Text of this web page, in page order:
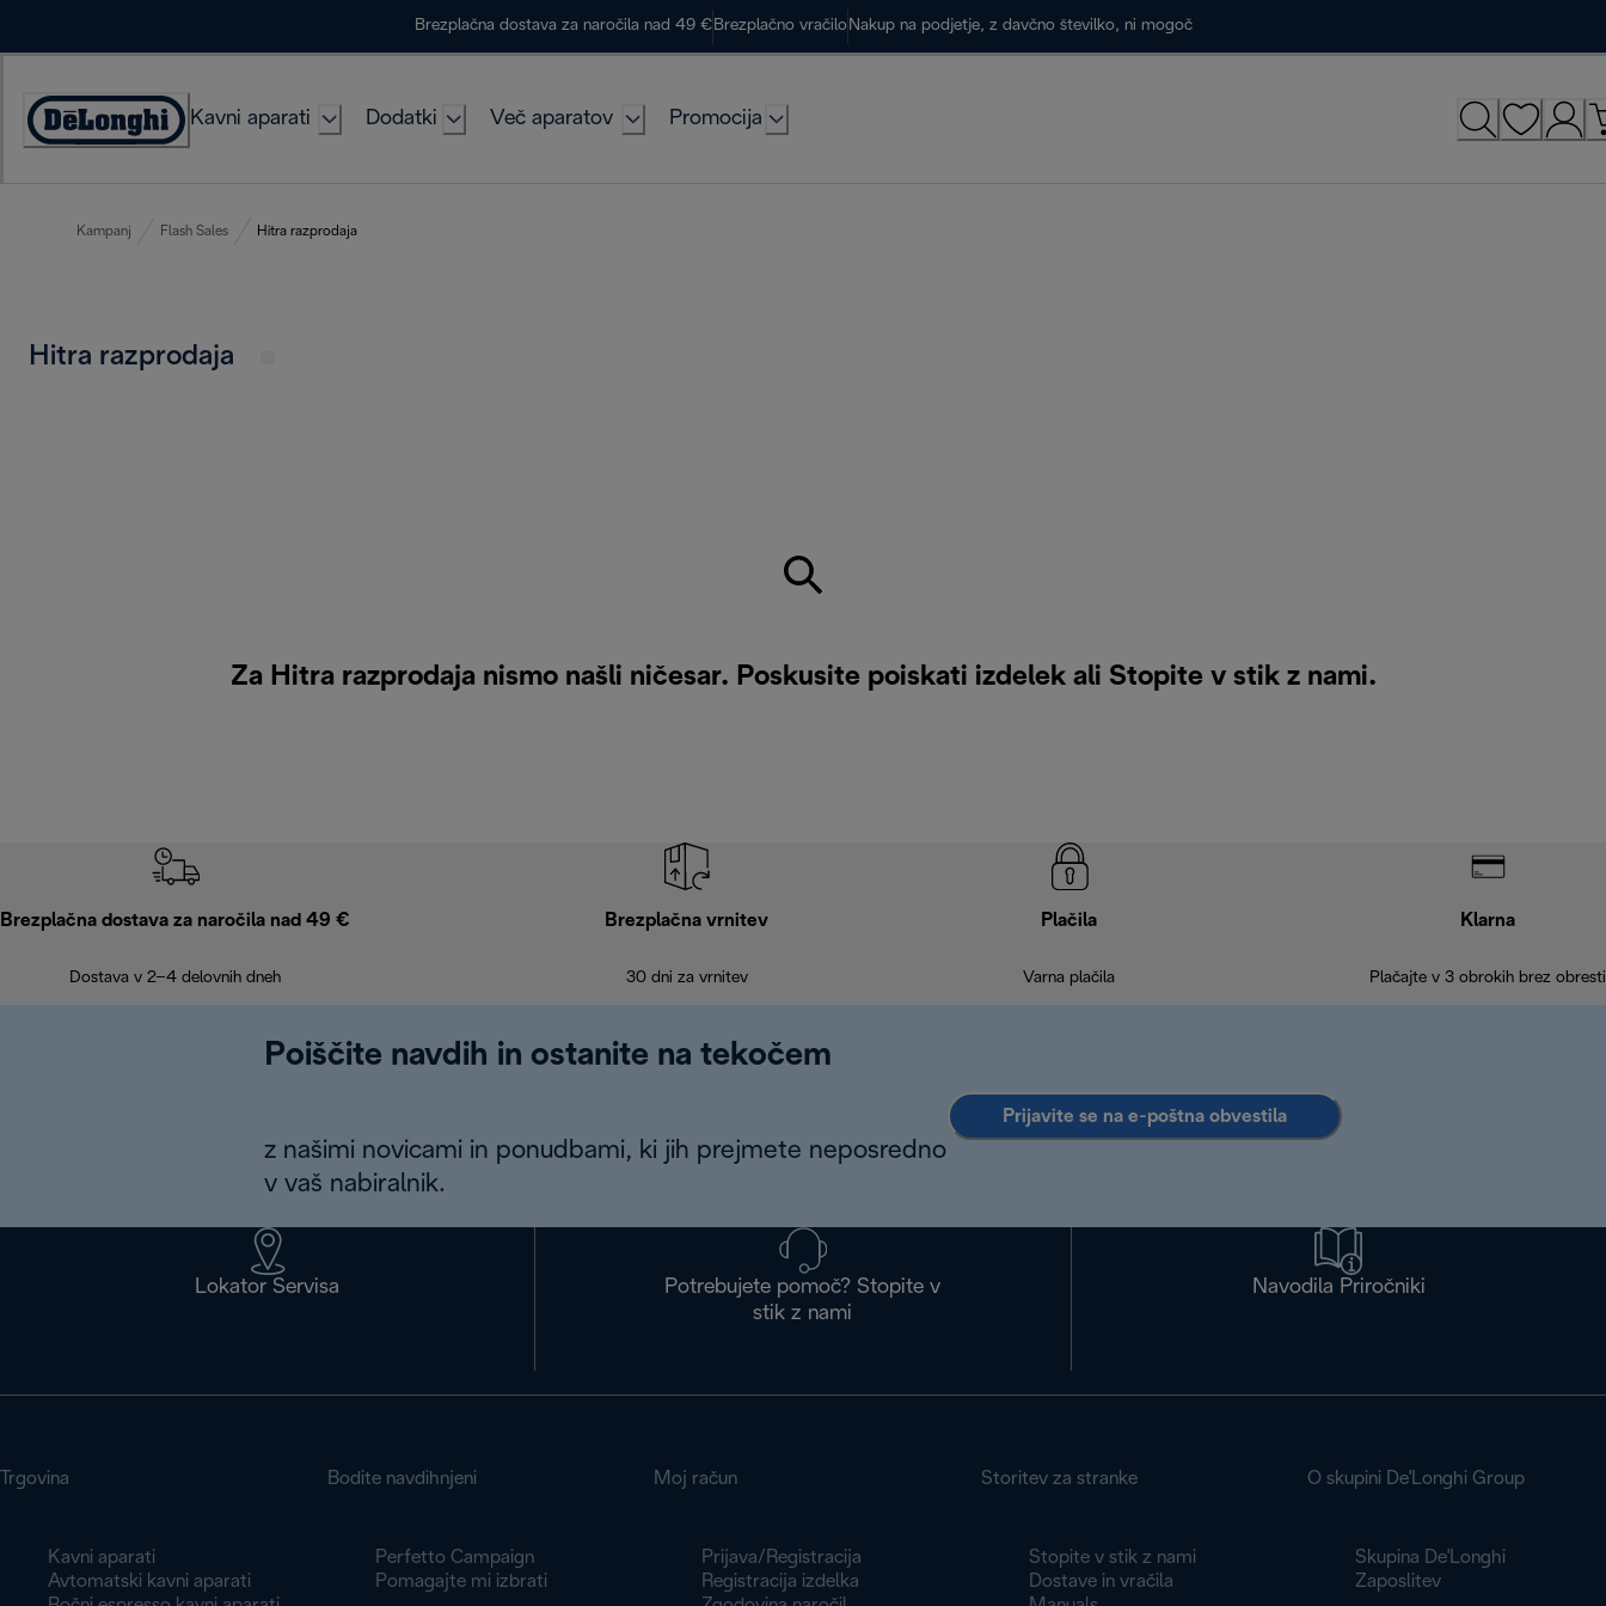
Brezplačna dostava za naročila nad 49 € Brezplačno vračilo Nakup na podjetje, z davčno številko, ni mogoč
Accessibility
Kavni aparati Dodatki Več aparatov Promocija
Kampanj Flash Sales Hitra razprodaja
Hitra razprodaja
Za Hitra razprodaja nismo našli ničesar. Poskusite poiskati izdelek ali Stopite v stik z nami.
Brezplačna dostava za naročila nad 49 €
Dostava v 2–4 delovnih dneh
Brezplačna vrnitev
30 dni za vrnitev
Plačila
Varna plačila
Klarna
Plačajte v 3 obrokih brez obresti
Poiščite navdih in ostanite na tekočem
z našimi novicami in ponudbami, ki jih prejmete neposredno
v vaš nabiralnik.
Prijavite se na e-poštna obvestila
Lokator Servisa
Potrebujete pomoč? Stopite v
stik z nami
Navodila Priročniki
Trgovina
Kavni aparati
Avtomatski kavni aparati
Bodite navdihnjeni
Perfetto Campaign
Pomagajte mi izbrati
Moj račun
Prijava/Registracija
Registracija izdelka
Storitev za stranke
Stopite v stik z nami
Dostave in vračila
O skupini De'Longhi Group
Skupina De'Longhi
Zaposlitev